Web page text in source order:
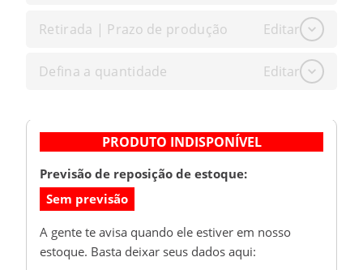
Retirada | Prazo de produção Editar
Defina a quantidade Editar
PRODUTO INDISPONÍVEL
Previsão de reposição de estoque:
Sem previsão
A gente te avisa quando ele estiver em nosso
estoque. Basta deixar seus dados aqui: